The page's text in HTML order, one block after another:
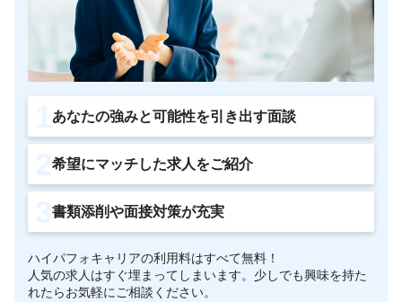
あなたの強みと可能性を引き出す面談
希望にマッチした求人をご紹介
書類添削や面接対策が充実
ハイパフォキャリアの利用料はすべて無料！
人気の求人はすぐ埋まってしまいます。少しでも興味を持た
れたらお気軽にご相談ください。